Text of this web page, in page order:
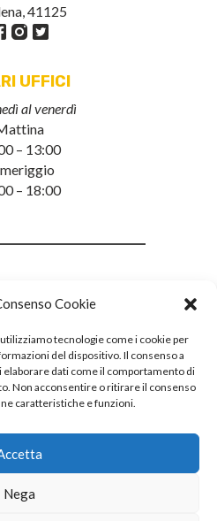
Cookie
tecnologie come i cookie per
del dispositivo. Il consenso a
dati come il comportamento di
Non acconsentire o ritirare il consenso
caratteristiche e funzioni.
Nega
41125
UFFICI
al venerdì
– 13:00
– 18:00